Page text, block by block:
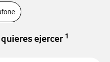
ejercer 1